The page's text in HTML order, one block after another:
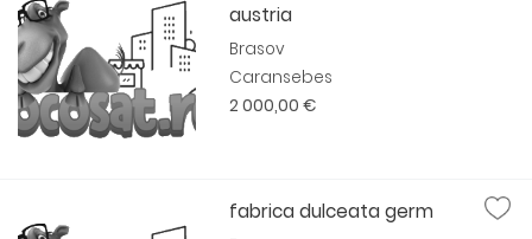
austria
Brasov
Caransebes
2 000,00 €
fabrica dulceata germ